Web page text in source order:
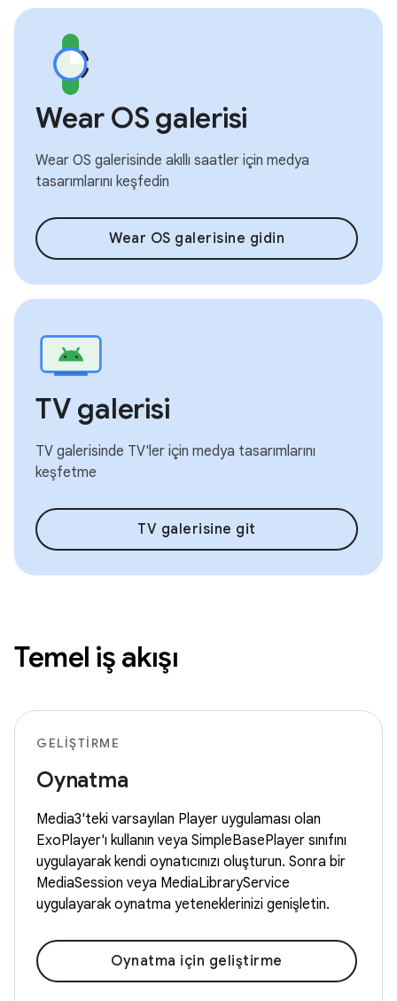
Wear OS galerisi
Wear OS galerisinde akıllı saatler için medya
tasarımlarını keşfedin
Wear OS galerisine gidin
TV galerisi
TV galerisinde TV'ler için medya tasarımlarını
keşfetme
TV galerisine git
Temel iş akışı
GELIŞTIRME
Oynatma
Media3'teki varsayılan Player uygulaması olan
ExoPlayer'ı kullanın veya SimpleBasePlayer sınıfını
uygulayarak kendi oynatıcınızı oluşturun. Sonra bir
MediaSession veya MediaLibraryService
uygulayarak oynatma yeteneklerinizi genişletin.
Oynatma için geliştirme